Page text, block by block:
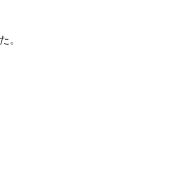
。